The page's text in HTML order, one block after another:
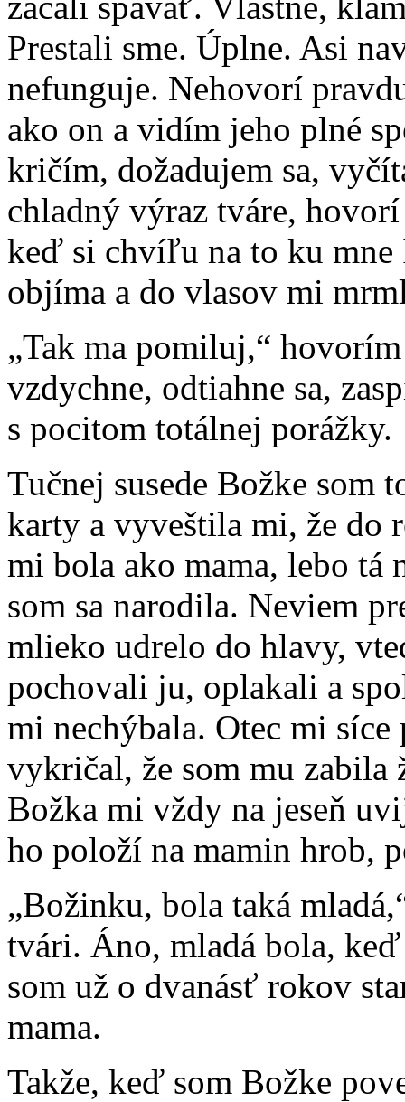
Prestali sme. Úplne. Asi
nefunguje. Nehovorí
ako on a vidím jeho plné
kričím, dožadujem sa,
chladný výraz tváre,
keď si chvíľu na to ku mne
objíma a do vlasov mi
„Tak ma pomiluj,“
vzdychne, odtiahne sa,
s pocitom totálnej porážky.
Tučnej susede Božke som
karty a vyveštila mi, že do
mi bola ako mama, lebo tá
som sa narodila. Neviem
mlieko udrelo do hlavy,
pochovali ju, oplakali a
mi nechýbala. Otec mi
vykričal, že som mu
Božka mi vždy na jeseň
ho položí na mamin hrob,
„Božinku, bola taká
tvári. Áno, mladá bola,
som už o dvanásť rokov
mama.
Takže, keď som Božke